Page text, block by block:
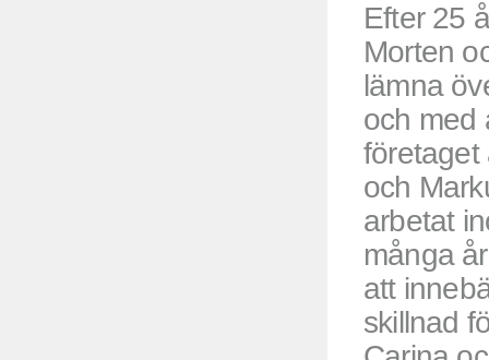
Efter 25
Morten
lämna
och med
företaget
och
arbetat
många
att
skillnad